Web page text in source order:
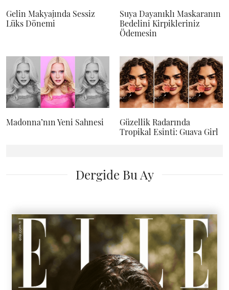
Gelin Makyajında Sessiz
Lüks Dönemi
Suya Dayanıklı Maskaranın
Bedelini Kirpikleriniz
Ödemesin
Madonna’nın Yeni Sahnesi
Güzellik Radarında
Tropikal Esinti: Guava Girl
Dergide Bu Ay